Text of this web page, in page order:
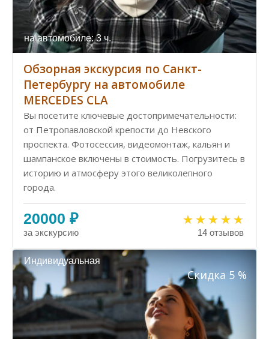
на автомобиле: 3 ч.
Обзорная экскурсия по Санкт-
Петербургу на автомобиле
MERCEDES CLA
Вы посетите ключевые достопримечательности:
от Петропавловской крепости до Невского
проспекта. Фотосессия, видеомонтаж, кальян и
шампанское включены в стоимость. Погрузитесь в
историю и атмосферу этого великолепного
города.
20000 ₽
за экскурсию 14 отзывов
Индивидуальная
Скидка 5 %